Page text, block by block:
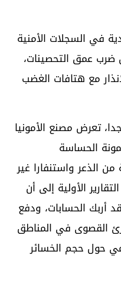
في السجلات الأمنية
ضرب عمق التحصينات،
مع هتافات الغضب
تعرض مصنع الأمونيا
الحساسة
الذعر واستنفارا غير
الأولية إلى أن
أربك الحسابات، ودفع
القصوى في المناطق
حول حجم الخسائر